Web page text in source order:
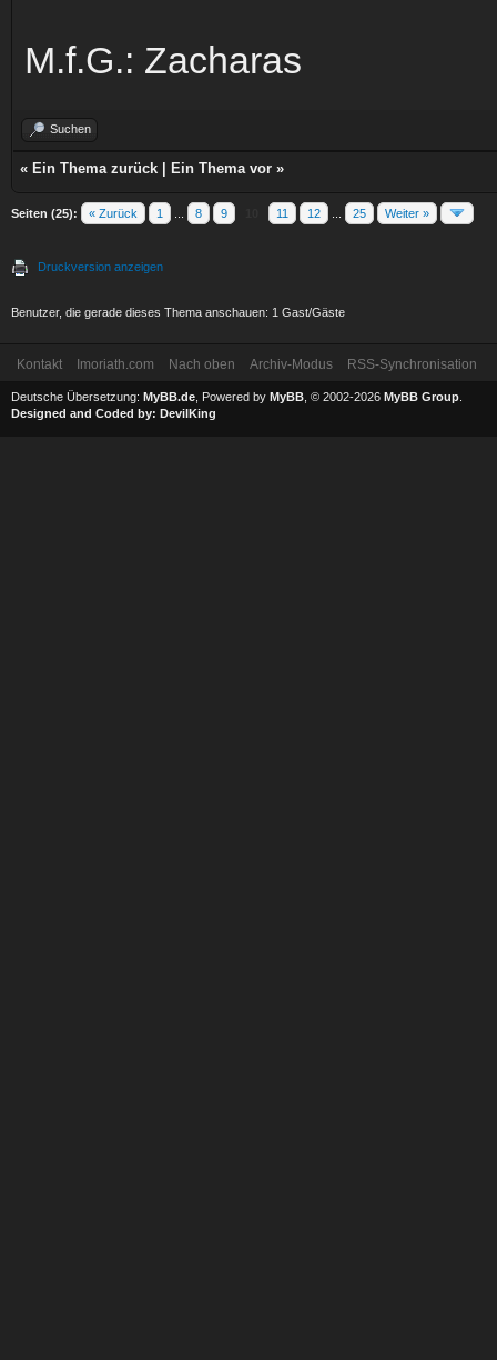
M.f.G.: Zacharas
Suchen
« Ein Thema zurück Ein Thema vor »
Seiten (25): « Zurück 1 8 9 11 12 25 Weiter »
Druckversion anzeigen
Benutzer, die gerade dieses Thema anschauen: 1 Gast/Gäste
Kontakt Imoriath.com Nach oben Archiv-Modus RSS-Synchronisation
Deutsche Übersetzung: MyBB.de , Powered by MyBB , © 2002-2026 MyBB Group
Designed and Coded by: DevilKing